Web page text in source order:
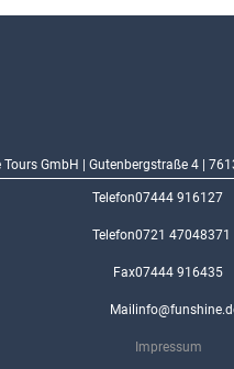
Tours GmbH | Gutenbergstraße 4 |
Telefon07444 916127
Telefon0721 47048371
Fax07444 916435
Mail
Impressum